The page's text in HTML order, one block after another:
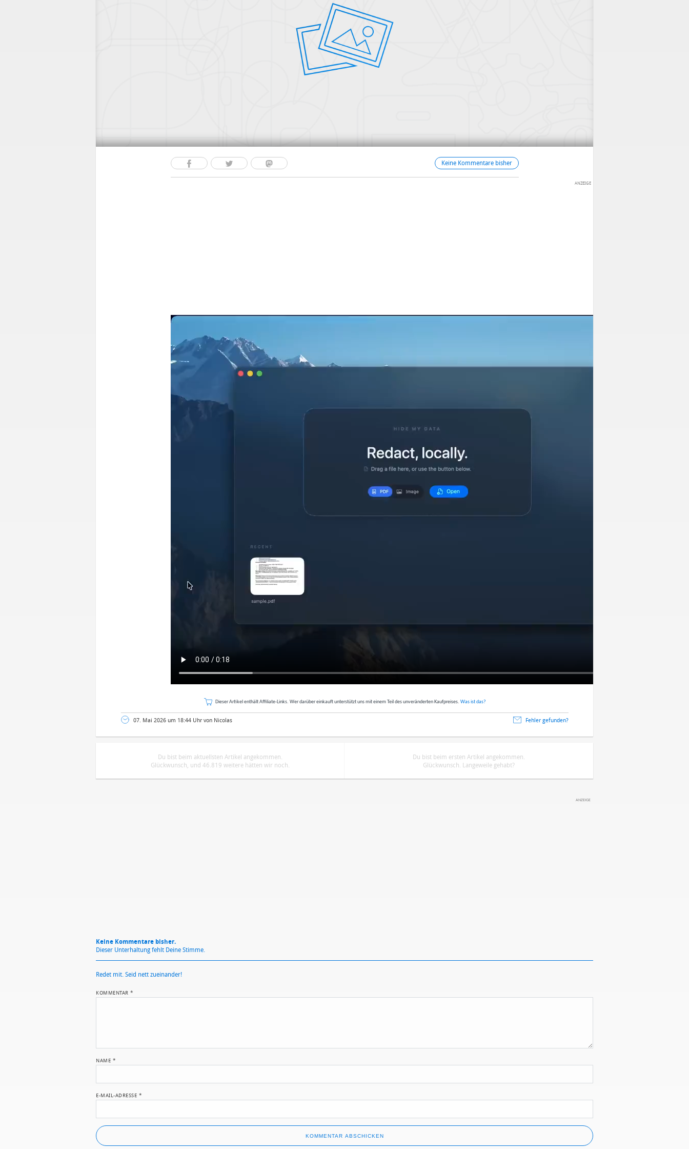
Keine Kommentare bisher
Dieser Artikel enthält Affiliate-Links. Wer darüber einkauft unterstützt uns mit einem Teil des unveränderten Kaufpreises. Was ist das?
07. Mai 2026 um 18:44 Uhr von Nicolas Fehler gefunden?
Du bist beim aktuellsten Artikel angekommen.
Glückwunsch, und 46.819 weitere hätten wir noch.
Du bist beim ersten Artikel angekommen.
Glückwunsch. Langeweile gehabt?
Keine Kommentare bisher.
Dieser Unterhaltung fehlt Deine Stimme.
Redet mit. Seid nett zueinander!
KOMMENTAR *
NAME *
E-MAIL-ADRESSE *